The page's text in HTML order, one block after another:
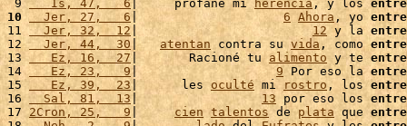
9
   Is, 47,   6
|     profané mi herencia, y los
10
  Jer, 27,   6
| 6 Ahora , yo
11
  Jer, 32,  12
| 12 y la
12
  Jer, 44,  30
| atentan contra su vida , como
13
   Ez, 16,  27
|       Racioné tu alimento y te
14
   Ez, 23,   9
| 9 Por eso la
15
   Ez, 39,  23
|      les oculté mi rostro , los
16
  Sal, 81,  13
| 13 por eso los
17 2Cron, 25,   9 | cien talentos de plata que